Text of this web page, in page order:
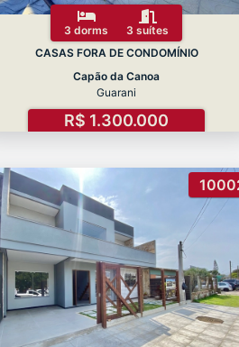
3 dorms
3 suítes
CASAS FORA DE CONDOMÍNIO
Capão da Canoa
Guarani
R$ 1.300.000